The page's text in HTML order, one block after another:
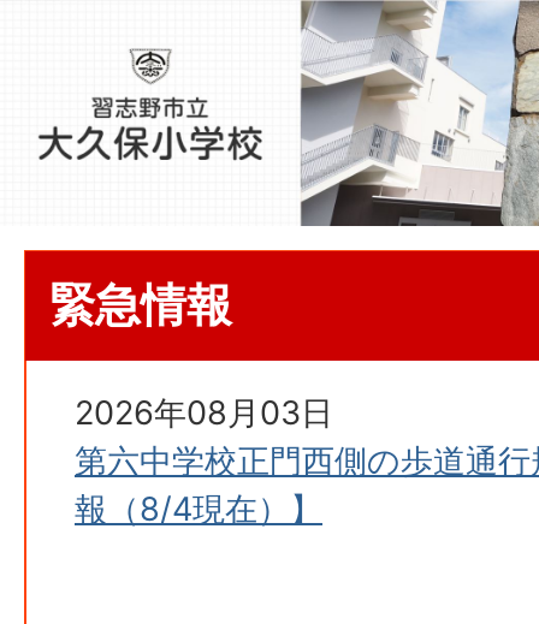
緊急情報
2026年08月03日
第六中学校正門西側の歩道通
報（8/4現在）】